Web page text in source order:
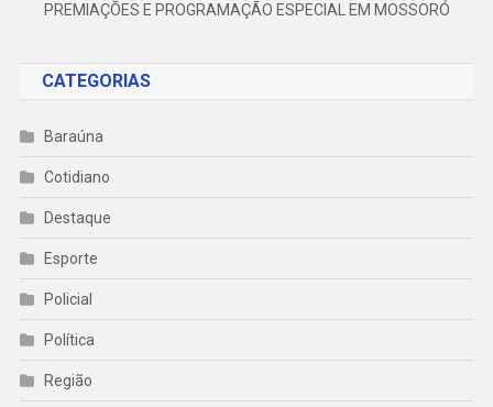
PREMIAÇÕES E PROGRAMAÇÃO ESPECIAL EM MOSSORÓ
CATEGORIAS
Baraúna
Cotidiano
Destaque
Esporte
Policial
Política
Região